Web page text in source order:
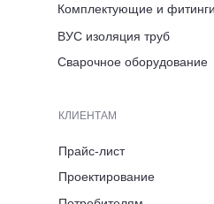
ПН-ПТ 8:00-17:00
ВРЕМЯ РАБОТЫ
Прайс-лист
Проектирование
КЛИЕНТАМ
Комплектующие и фитинги
ВУС изоляция труб
Сварочное оборудование